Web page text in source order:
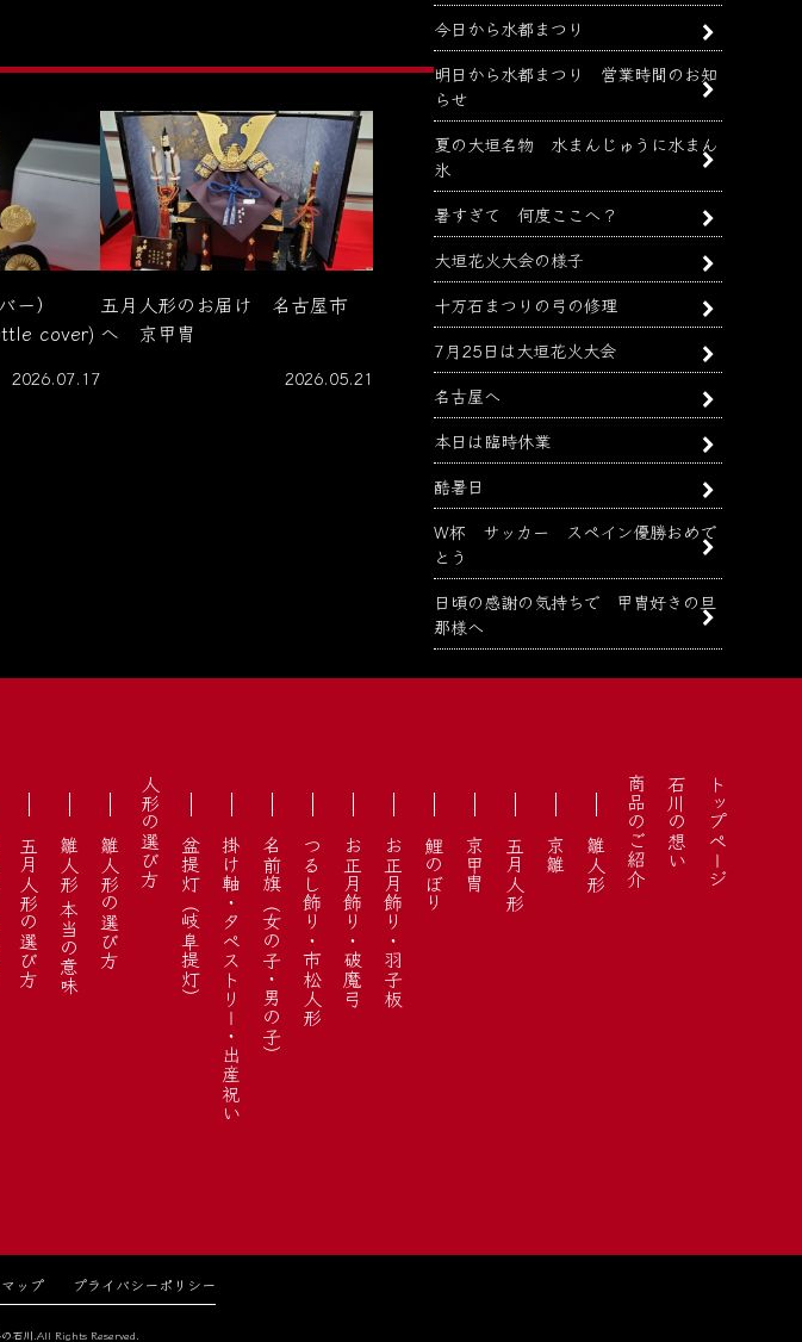
ー）
cover)
2026.07.17
五月人形のお届け 名古屋市
へ 京甲冑
2026.05.21
今日から水都まつり
明日から水都まつり 営業時間のお知
らせ
夏の大垣名物 水まんじゅうに水まん
氷
暑すぎて 何度ここへ？
大垣花火大会の様子
十万石まつりの弓の修理
7月25日は大垣花火大会
名古屋へ
本日は臨時休業
酷暑日
W杯 サッカー スペイン優勝おめで
とう
日頃の感謝の気持ちで 甲冑好きの旦
那様へ
トップページ
石川の想い
商品のご紹介
雛人形
京雛
五月人形
京甲冑
鯉のぼり
お正月飾り・羽子板
お正月飾り・破魔弓
つるし飾り・市松人形
名前旗（女の子・男の子）
掛け軸・タペストリー・出産祝い
盆提灯（岐阜提灯）
人形の選び方
雛人形の選び方
雛人形 本当の意味
五月人形の選び方
ップ プライバシーポリシー
石川.All Rights Reserved.